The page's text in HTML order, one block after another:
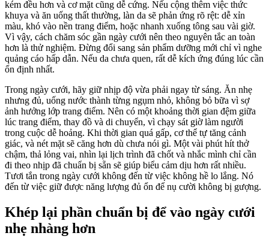
kém đều hơn và cơ mặt cũng dễ cứng. Nếu cộng thêm việc thức
khuya và ăn uống thất thường, làn da sẽ phản ứng rõ rệt: dễ xỉn
màu, khó vào nền trang điểm, hoặc nhanh xuống tông sau vài giờ.
Vì vậy, cách chăm sóc gần ngày cưới nên theo nguyên tắc an toàn
hơn là thử nghiệm. Đừng đổi sang sản phẩm dưỡng mới chỉ vì nghe
quảng cáo hấp dẫn. Nếu da chưa quen, rất dễ kích ứng đúng lúc cần
ổn định nhất.
Trong ngày cưới, hãy giữ nhịp độ vừa phải ngay từ sáng. Ăn nhẹ
nhưng đủ, uống nước thành từng ngụm nhỏ, không bỏ bữa vì sợ
ảnh hưởng lớp trang điểm. Nên có một khoảng thời gian đệm giữa
lúc trang điểm, thay đồ và di chuyển, vì chạy sát giờ làm người
trong cuộc dễ hoảng. Khi thời gian quá gấp, cơ thể tự tăng cảnh
giác, và nét mặt sẽ căng hơn dù chưa nói gì. Một vài phút hít thở
chậm, thả lỏng vai, nhìn lại lịch trình đã chốt và nhắc mình chỉ cần
đi theo nhịp đã chuẩn bị sẵn sẽ giúp biểu cảm dịu hơn rất nhiều.
Tươi tắn trong ngày cưới không đến từ việc không hề lo lắng. Nó
đến từ việc giữ được năng lượng đủ ổn để nụ cười không bị gượng.
Khép lại phần chuẩn bị để vào ngày cưới
nhẹ nhàng hơn